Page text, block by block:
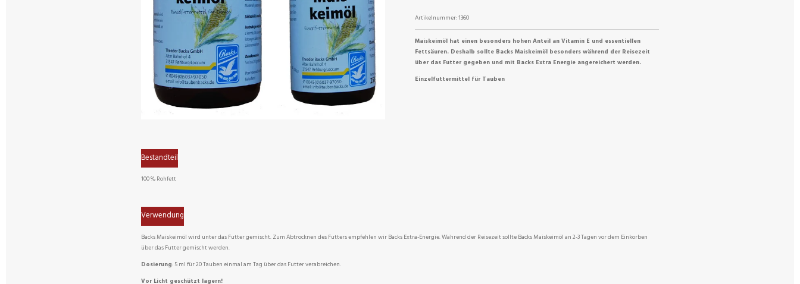
Artikelnummer:1360
Maiskeimöl hat einen besonders hohen Anteil an Vitamin E und essentiellen
Fettsäuren. Deshalb sollte Backs Maiskeimöl besonders während der Reisezeit
über das Futter gegeben und mit Backs Extra Energie angereichert werden.
Einzelfuttermittel für Tauben
Bestandteil
100 % Rohfett
Verwendung
Backs Maiskeimöl wird unter das Futter gemischt. Zum Abtrocknen des Futters empfehlen wir Backs Extra-Energie. Während der Reisezeit sollte Backs Maiskeimöl an 2-3 Tagen vor dem Einkorben
über das Futter gemischt werden.
Dosierung: 5 ml für 20 Tauben einmal am Tag über das Futter verabreichen.
Vor Licht geschützt lagern!